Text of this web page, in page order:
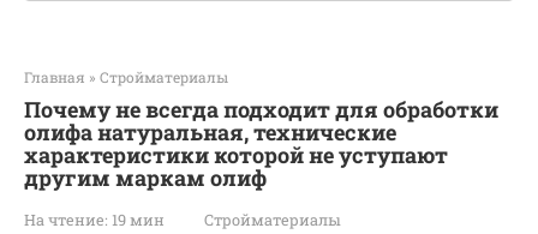
Главная » Стройматериалы
Почему не всегда подходит для обработки
олифа натуральная, технические
характеристики которой не уступают
другим маркам олиф
На чтение: 19 мин Стройматериалы